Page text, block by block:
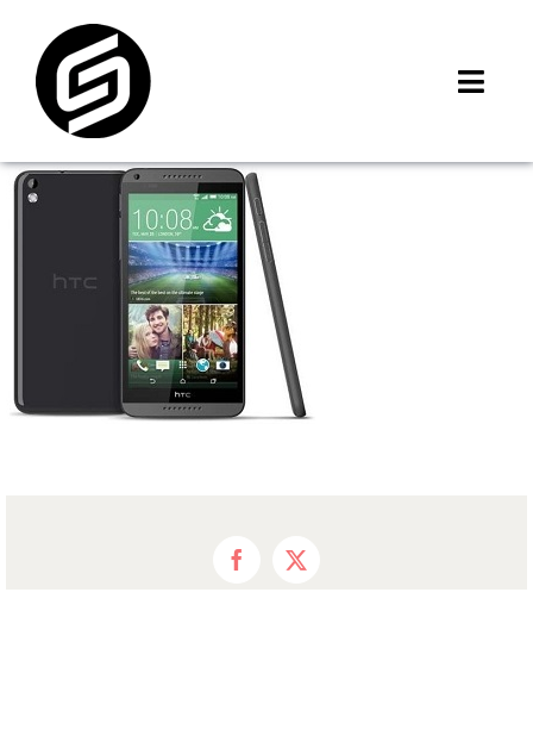
content
門市據點
iMCheck APP
iPhone 回收價
MSI 舊換新
Facebook
X